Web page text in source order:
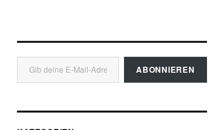
Gib deine E-Mail-Adresse ein ...
ABONNIEREN